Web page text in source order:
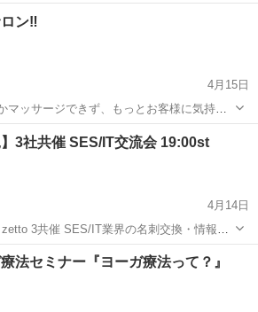
ン‼️
4月15日
マッサージできず、もっとお客様に気持ち
楽になって頂きたいを今回、移動サロンで
させて頂きます♪ 日時 4月24日 場
...
その他 サロン
】3社共催 SES/IT交流会 19:00st
4月14日
3共催 SES/IT業界の名刺交換・情報交
ル含む軽食をご提供！ 当会の特徴は
ます。 事前参加者リスト配布 ※通称先バ...
他
法セミナー『ヨーガ療法って？』